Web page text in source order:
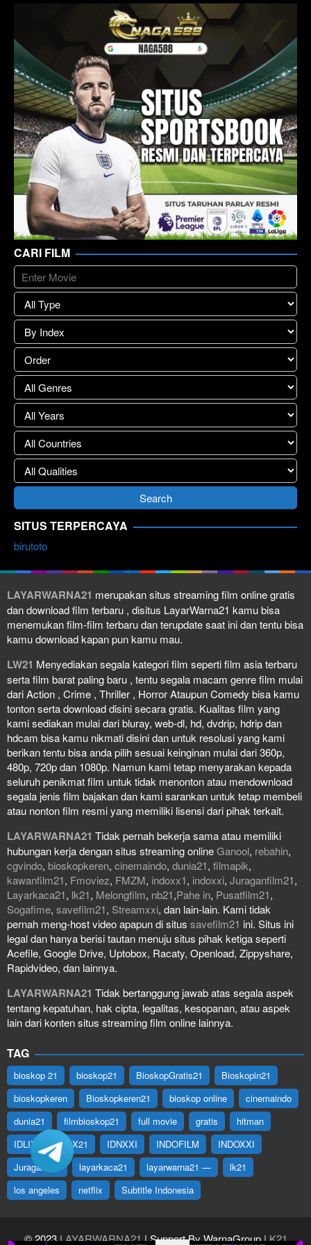
CARI FILM
SITUS TERPERCAYA
birutoto
LAYARWARNA21 merupakan situs streaming film online gratis
dan download film terbaru , disitus LayarWarna21 kamu bisa
menemukan film-film terbaru dan terupdate saat ini dan tentu bisa
kamu download kapan pun kamu mau.
LW21 Menyediakan segala kategori film seperti film asia terbaru
serta film barat paling baru , tentu segala macam genre film mulai
dari Action , Crime , Thriller , Horror Ataupun Comedy bisa kamu
tonton serta download disini secara gratis. Kualitas film yang
kami sediakan mulai dari bluray, web-dl, hd, dvdrip, hdrip dan
hdcam bisa kamu nikmati disini dan untuk resolusi yang kami
berikan tentu bisa anda pilih sesuai keinginan mulai dari 360p,
480p, 720p dan 1080p. Namun kami tetap menyarakan kepada
seluruh penikmat film untuk tidak menonton atau mendownload
segala jenis film bajakan dan kami sarankan untuk tetap membeli
atau nonton film resmi yang memiliki lisensi dari pihak terkait.
LAYARWARNA21 Tidak pernah bekerja sama atau memiliki
hubungan kerja dengan situs streaming onlineGanool, rebahin,
cgvindo, bioskopkeren, cinemaindo, dunia21, filmapik,
kawanfilm21, Fmoviez, FMZM, indoxx1, indoxxi, Juraganfilm21,
Layarkaca21, lk21, Melongfilm, nb21,Pahe in, Pusatfilm21,
Sogafime, savefilm21, Streamxxi, dan lain-lain. Kami tidak
pernah meng-host video apapun di situs savefilm21 ini. Situs ini
legal dan hanya berisi tautan menuju situs pihak ketiga seperti
Acefile, Google Drive, Uptobox, Racaty, Openload, Zippyshare,
Rapidvideo, dan lainnya.
LAYARWARNA21 Tidak bertanggung jawab atas segala aspek
tentang kepatuhan, hak cipta, legalitas, kesopanan, atau aspek
lain dari konten situs streaming film online lainnya.
TAG
bioskop 21 bioskop21 BioskopGratis21
Bioskopin21
bioskopkeren
Bioskopkeren21 bioskop online
cinemaindo
dunia21
filmbioskop21 full movie gratis
hitman
IDLIX
IDLIX21 IDNXXI INDOFILM
INDOXXI
Juraganfilm
layarkaca21 layarwarna21 —
lk21
los angeles
netflix Subtitle Indonesia
© 2023LAYARWARNA21| Support By WarnaGroupLK21